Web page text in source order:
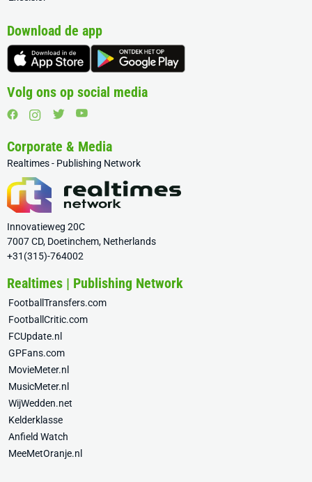
Download de app
Volg ons op social media
Corporate & Media
Realtimes - Publishing Network
Innovatieweg 20C
7007 CD, Doetinchem, Netherlands
+31(315)-764002
Realtimes | Publishing Network
FootballTransfers.com
FootballCritic.com
FCUpdate.nl
GPFans.com
MovieMeter.nl
MusicMeter.nl
WijWedden.net
Kelderklasse
Anfield Watch
MeeMetOranje.nl